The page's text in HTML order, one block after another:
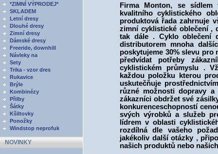
*ZIMNÍ VÝPRODEJ*
SKLADEM
Letní dresy
Dlouhé dresy
Zimní dresy
Dámské dresy
Freeride, downhill
Návleky na
Sety
Trika - vzor dres
Rukavice
Brýle
Kombinézy
Přilby
Šátky
Kšiltovky
Ponožky
Windstop neprofuk
NOVINKY
Firma Monton, se
kvalitního cyklistického
produktová řada zahrnuje
zimní cyklistické oblečení ,
tak dále . Cyklo oblečení
distributorem mnoha
poskytujeme 30% slevu pro
předvídat potřeby
cyklistickém průmyslu .
každou položku kterou
uskutečňuje
různé možnosti dopravy
zákazníci obdržet své
konkurenceschopností
svých výrobků a služeb
lídrem v oblasti
rozdílná dle vašeho
jakékoliv další otázky ,
našich produktů nebo